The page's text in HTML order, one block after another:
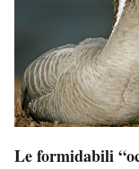
Le formidabili